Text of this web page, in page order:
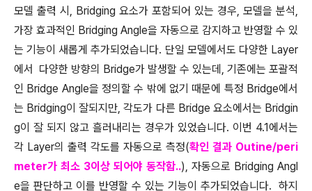
모델 출력 시, Bridging 요소가 포함되어 있는 경우, 모델을 분석,
가장 효과적인 Bridging Angle을 자동으로 감지하고 반영할 수 있
는 기능이 새롭게 추가되었습니다. 단일 모델에서도 다양한 Layer
에서 다양한 방향의 Bridge가 발생할 수 있는데, 기존에는 포괄적
인 Bridge Angle을 정의할 수 밖에 없기 때문에 특정 Bridge에서
는 Bridging이 잘되지만, 각도가 다른 Bridge 요소에서는 Bridgin
g이 잘 되지 않고 흘러내리는 경우가 있었습니다. 이번 4.1에서는
각 Layer의 출력 각도를 자동으로 측정(확인 결과 Outine/peri
meter가 최소 3이상 되어야 동작함..), 자동으로 Bridging Angl
e을 판단하고 이를 반영할 수 있는 기능이 추가되었습니다. 하지